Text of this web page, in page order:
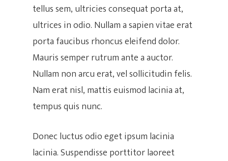
Hit enter to search or ESC to close
tellus sem, ultricies consequat porta at,
ultrices in odio. Nullam a sapien vitae erat
porta faucibus rhoncus eleifend dolor.
Mauris semper rutrum ante a auctor.
Nullam non arcu erat, vel sollicitudin felis.
Nam erat nisl, mattis euismod lacinia at,
tempus quis nunc.
Donec luctus odio eget ipsum lacinia
lacinia. Suspendisse porttitor laoreet